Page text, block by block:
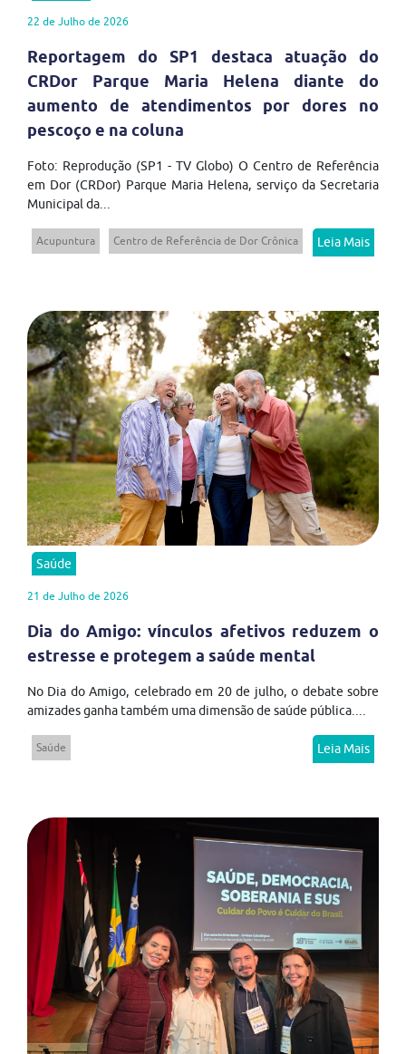
22 de Julho de 2026
Reportagem do SP1 destaca atuação do
CRDor Parque Maria Helena diante do
aumento de atendimentos por dores no
pescoço e na coluna
Foto: Reprodução (SP1 - TV Globo) O Centro de Referência
em Dor (CRDor) Parque Maria Helena, serviço da Secretaria
Municipal da...
Acupuntura Centro de Referência de Dor Crônica Leia Mais
Saúde
21 de Julho de 2026
Dia do Amigo: vínculos afetivos reduzem o
estresse e protegem a saúde mental
No Dia do Amigo, celebrado em 20 de julho, o debate sobre
amizades ganha também uma dimensão de saúde pública....
Saúde Leia Mais